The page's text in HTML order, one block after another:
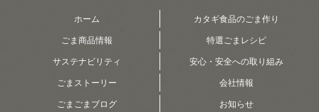
ホーム カタギ食品のごま作り
ごま商品情報 特選ごまレシピ
サステナビリティ 安心・安全への取り組み
ごまストーリー 会社情報
ごまごまブログ お知らせ